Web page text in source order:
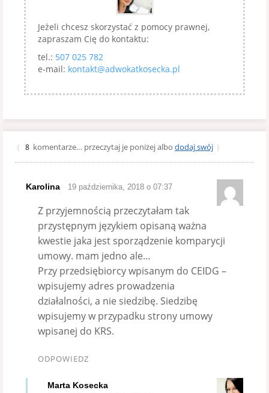
Jeżeli chcesz skorzystać z pomocy prawnej,
zapraszam Cię do kontaktu:
tel.: 507 025 782
e-mail: kontakt@adwokatkosecka.pl
{ 8 komentarze… przeczytaj je poniżej albo dodaj swój }
Karolina 19 października, 2018 o 07:37
Z przyjemnością przeczytałam tak
przystępnym językiem opisaną ważna
kwestie jaka jest sporządzenie komparycji
umowy. mam jedno ale…
Przy przedsiębiorcy wpisanym do CEIDG –
wpisujemy adres prowadzenia
działalności, a nie siedzibę. Siedzibę
wpisujemy w przypadku strony umowy
wpisanej do KRS.
ODPOWIEDZ
Marta Kosecka